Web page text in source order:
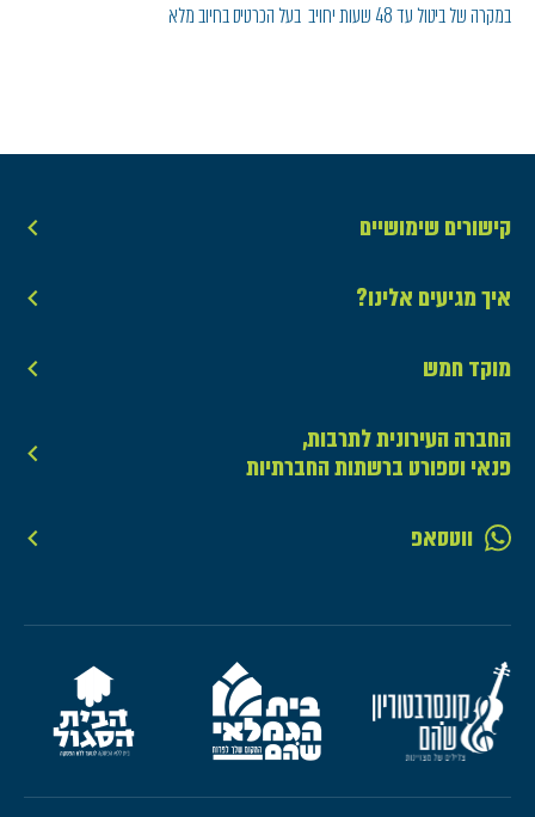
במקרה של ביטול עד 48 שעות יחויב בעל הכרטיס בחיוב מלא
קישורים שימושיים
איך מגיעים אלינו?
מוקד חמש
החברה העירונית לתרבות,
פנאי וספורט ברשתות החברתיות
ווטסאפ